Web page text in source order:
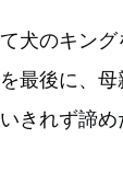
犬のキン
最後に、
きれず諦め